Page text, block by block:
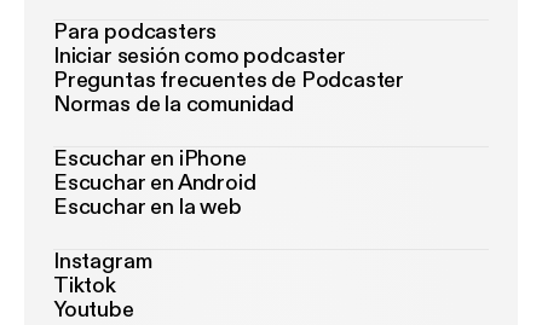
Para podcasters
Iniciar sesión como podcaster
Preguntas frecuentes de Podcaster
Normas de la comunidad
Escuchar en iPhone
Escuchar en Android
Escuchar en la web
Instagram
Tiktok
Youtube